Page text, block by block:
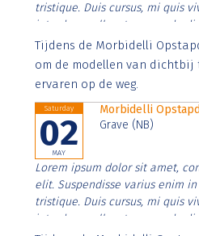
tristique. Duis cursus, mi quis
interdum nulla, ut commodo
Aenean faucibus nibh et justo
imperdiet. Nunc ut sem vitae
Tijdens de Morbidelli
om de modellen van dichtbij
ervaren op de weg.
Saturday
02
MAY
Morbidelli
Grave (NB)
Lorem ipsum dolor sit amet,
elit. Suspendisse varius enim
tristique. Duis cursus, mi quis
interdum nulla, ut commodo